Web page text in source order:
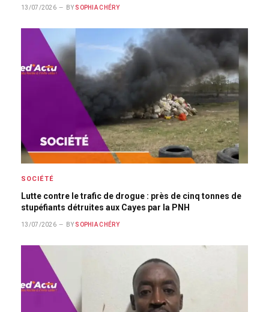
13/07/2026 BY SOPHIA CHÉRY
SOCIÉTÉ
Lutte contre le trafic de drogue : près de cinq tonnes de
stupéfiants détruites aux Cayes par la PNH
13/07/2026 BY SOPHIA CHÉRY